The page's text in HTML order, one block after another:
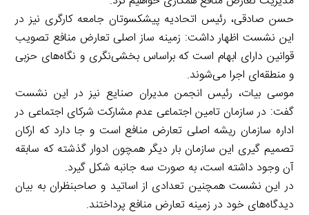
حسن صادقی، رئیس اتحادیه پیشکسوتان جامعه کارگری نیز در
این نشست اظهار داشت: زمینه ساز اصلی تعارض منافع تصویب
قوانین دارای ابهام است که براساس بخشی‌نگری و نگاه‌های حزبی
و منطقه‌ای اجرا می‌شوند.
موسی بیات، رئیس انجمن مدیران صنایع نیز در این نشست
گفت: در سازمان تامین اجتماعی عدم مشارکت شرکای اجتماعی در
اداره سازمان ریشه اصلی تعارض منافع است و جا دارد که ارکان
تصمیم گیری این سازمان بار دیگر همچون ادوار گذشته که سابقه
آن وجود داشته است، به صورت سه جانبه شکل گیرد.
در این نشست همچنین تعدادی از اساتید و صاحبنظران به بیان
دیدگاه‌های خود در زمینه تعارض منافع پرداختند.